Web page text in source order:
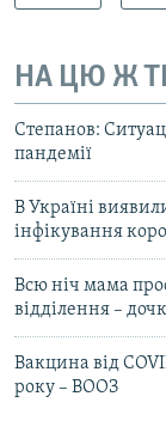
НА ЦЮ Ж
Степанов:
пандемії
В Україні
інфікування
Всю ніч мама
відділення –
Вакцина від
року – ВООЗ